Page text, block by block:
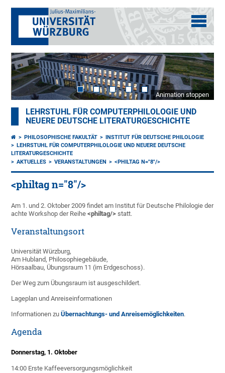
Animation stoppen
LEHRSTUHL FÜR COMPUTERPHILOLOGIE UND
NEUERE DEUTSCHE LITERATURGESCHICHTE
PHILOSOPHISCHE FAKULTÄT
INSTITUT FÜR DEUTSCHE PHILOLOGIE
LEHRSTUHL FÜR COMPUTERPHILOLOGIE UND NEUERE DEUTSCHE
LITERATURGESCHICHTE
AKTUELLES
VERANSTALTUNGEN <PHILTAG N="8"/>
<philtag n="8"/>
Am 1. und 2. Oktober 2009 findet am Institut für Deutsche Philologie der
achte Workshop der Reihe<philtag/> statt.
Veranstaltungsort
Universität Würzburg,
Am Hubland, Philosophiegebäude,
Hörsaalbau, Übungsraum 11 (im Erdgeschoss).
Der Weg zum Übungsraum ist ausgeschildert.
Lageplan und Anreiseinformationen
Informationen zuÜbernachtungs- und Anreisemöglichkeiten.
Agenda
Donnerstag, 1. Oktober
14:00 Erste Kaffeeversorgungsmöglichkeit